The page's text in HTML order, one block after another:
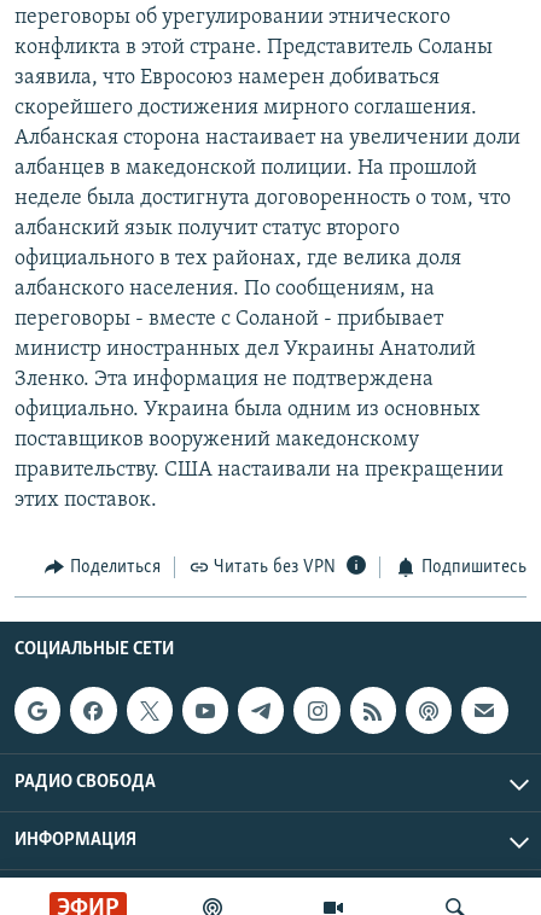
Все сайты РСЕ/РС
ЭФИР
переговоры об урегулировании этнического
конфликта в этой стране. Представитель Соланы
заявила, что Евросоюз намерен добиваться
скорейшего достижения мирного соглашения.
Албанская сторона настаивает на увеличении доли
албанцев в македонской полиции. На прошлой
неделе была достигнута договоренность о том, что
албанский язык получит статус второго
официального в тех районах, где велика доля
албанского населения. По сообщениям, на
переговоры - вместе с Соланой - прибывает
министр иностранных дел Украины Анатолий
Зленко. Эта информация не подтверждена
официально. Украина была одним из основных
поставщиков вооружений македонскому
правительству. США настаивали на прекращении
этих поставок.
Поделиться Читать без VPN Подпишитесь
СОЦИАЛЬНЫЕ СЕТИ
РАДИО СВОБОДА
ИНФОРМАЦИЯ
Радио Свобода © 2026 RFE/RL, Inc. | Все права защищены.